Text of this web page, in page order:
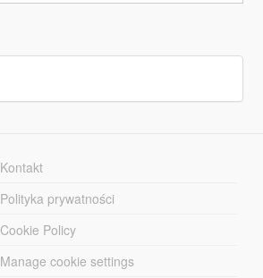
Kontakt
Polityka prywatności
Cookie Policy
Manage cookie settings